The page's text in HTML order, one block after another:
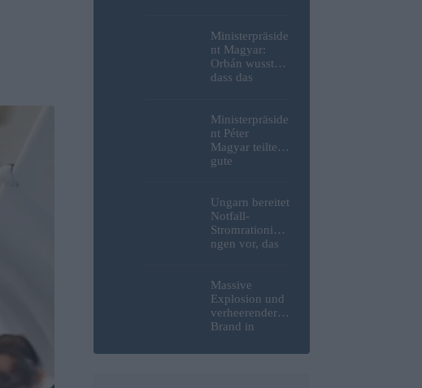
Überreste und
Sprengstoff aus
der Donau in
Budapest
Ministerpräside
nt Magyar:
Orbán wusste,
dass das
kurz vor dem
Zusammenbruc
h stand, hat
jedoch nichts
Ministerpräside
nt Péter
Magyar teilte
gute
freiwilliger
Verbrauchsred
uzierungen
mit, da erneut
wurden
Ungarn bereitet
Notfall-
Stromrationieru
ngen vor, das
diesem
Wochenende
stillgelegt
werden
Massive
Explosion und
verheerender
Brand in
wichtiger